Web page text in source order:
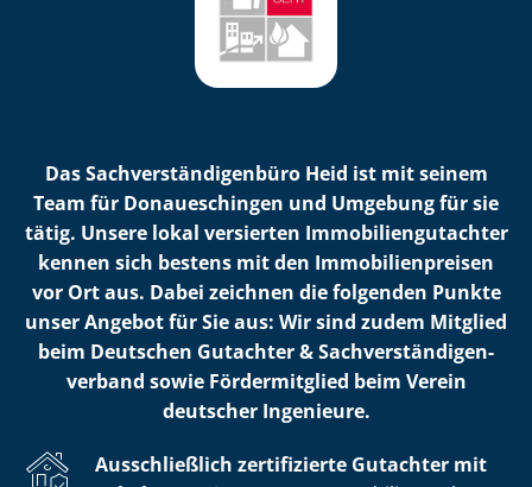
Das Sach­ver­stän­di­gen­bü­ro Heid ist mit seinem
Team für Donaueschingen und Umgebung für sie
tätig. Unsere lokal versierten Im­mo­bi­li­en­gut­ach­ter
kennen sich bestens mit den Im­mo­bi­li­en­prei­sen
vor Ort aus. Dabei zeichnen die folgenden Punkte
unser Angebot für Sie aus: Wir sind zudem Mitglied
beim Deutschen Gutachter & Sach­ver­stän­di­gen­
ver­band sowie Fördermitglied beim Verein
deutscher Ingenieure.
Ausschließlich zertifizierte Gutachter mit